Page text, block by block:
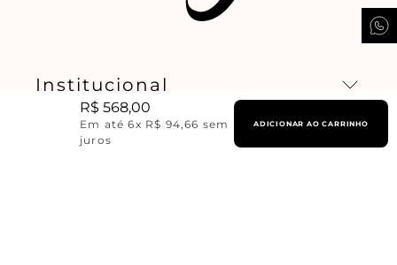
R$ 568,00
Em até6x R$ 94,66 sem
juros
ADICIONAR AO CARRINHO
Institucional
Missão, visão e valores
Ajuda